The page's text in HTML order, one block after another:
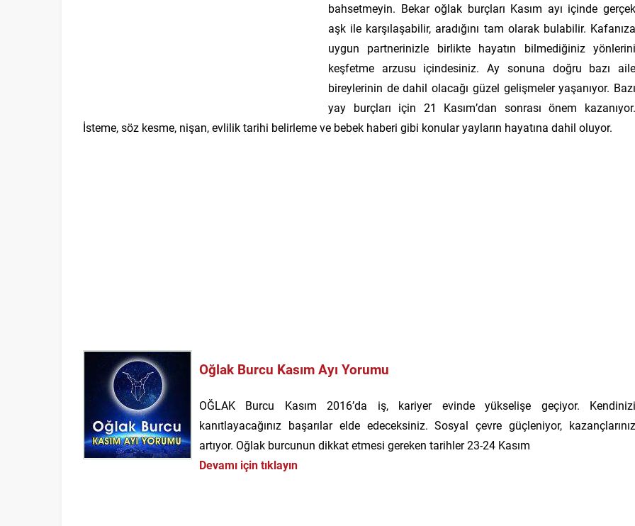
bahsetmeyin. Bekar oğlak burçları Kasım ayı içinde gerçek
aşk ile karşılaşabilir, aradığını tam olarak bulabilir. Kafanıza
uygun partnerinizle birlikte hayatın bilmediğiniz yönlerini
keşfetme arzusu içindesiniz. Ay sonuna doğru bazı aile
bireylerinin de dahil olacağı güzel gelişmeler yaşanıyor. Bazı
yay burçları için 21 Kasım’dan sonrası önem kazanıyor.
İsteme, söz kesme, nişan, evlilik tarihi belirleme ve bebek haberi gibi konular yayların hayatına dahil oluyor.
Oğlak Burcu Kasım Ayı Yorumu
OĞLAK Burcu Kasım 2016’da iş, kariyer evinde yükselişe geçiyor. Kendinizi
kanıtlayacağınız başarılar elde edeceksiniz. Sosyal çevre güçleniyor, kazançlarınız
artıyor. Oğlak burcunun dikkat etmesi gereken tarihler 23-24 Kasım
Devamı için tıklayın